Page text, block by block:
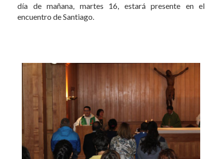
día de mañana, martes 16, estará presente en el
encuentro de Santiago.